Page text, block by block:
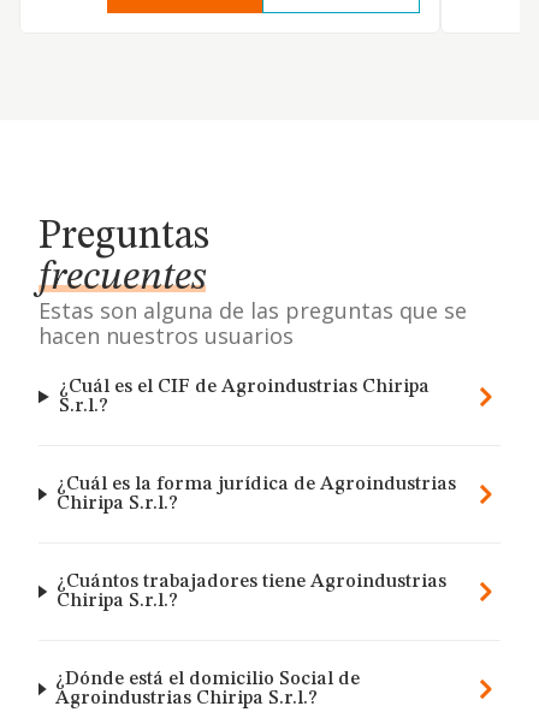
Preguntas
frecuentes
Estas son alguna de las preguntas que se
hacen nuestros usuarios
¿Cuál es el CIF de Agroindustrias Chiripa
S.r.l.?
¿Cuál es la forma jurídica de Agroindustrias
Chiripa S.r.l.?
¿Cuántos trabajadores tiene Agroindustrias
Chiripa S.r.l.?
¿Dónde está el domicilio Social de
Agroindustrias Chiripa S.r.l.?